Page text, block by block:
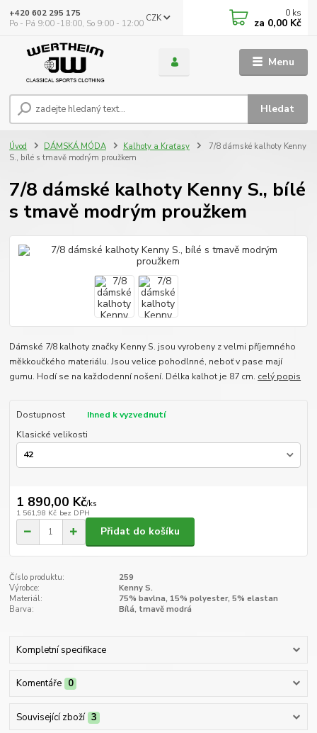
Menu
CZK
Hledat
+420 602 295 175
Po - Pá 9:00 -18:00, So 9:00 - 12:00
0 ks
za 0,00 Kč
Úvod DÁMSKÁ MÓDA Kalhoty a Kraťasy
7/8 dámské kalhoty Kenny
S., bílé s tmavě modrým proužkem
7/8 dámské kalhoty Kenny S., bílé
s tmavě modrým proužkem
Dámské 7/8 kalhoty značky Kenny S. jsou vyrobeny z velmi příjemného
měkkoučkého materiálu. Jsou velice pohodlnné, neboť v pase mají
gumu. Hodí se na každodenní nošení. Délka kalhot je 87 cm. celý popis
Dostupnost
Ihned k vyzvednutí
Klasické velikosti
1 890,00 Kč/ks
1 561,98 Kč bez DPH
Přidat do košíku
Číslo produktu:
259
Výrobce:
Kenny S.
Materiál:
75% bavlna, 15% polyester, 5% elastan
Barva:
Bílá, tmavě modrá
Kompletní specifikace
Komentáře 0
Související zboží 3